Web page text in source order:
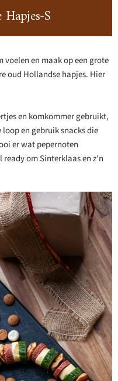
S
en maak op een grote
oud Hollandse hapjes. Hier
en komkommer gebruikt,
en gebruik snacks die
er wat pepernoten
om Sinterklaas en z'n